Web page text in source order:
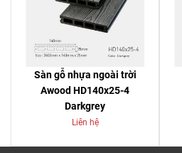
Sàn gỗ nhựa ngoài trời
Awood HD140x25-4
Darkgrey
Liên hệ